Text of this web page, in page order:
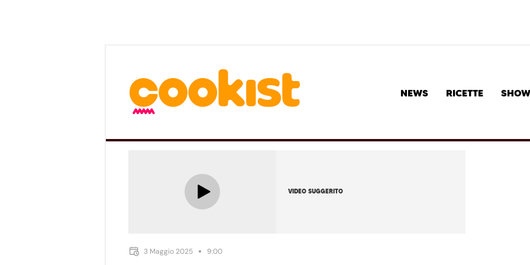
NEWS RICETTE SHOW
VIDEO SUGGERITO
3 Maggio 2025 9:00